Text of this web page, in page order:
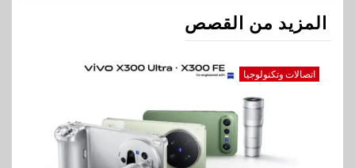
المزيد من القصص
اتصالات وتكنولوجيا